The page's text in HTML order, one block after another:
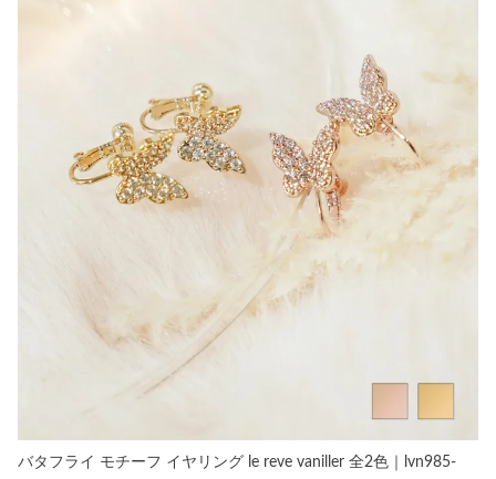
バタフライ モチーフ イヤリング le reve vaniller 全2色｜lvn985-